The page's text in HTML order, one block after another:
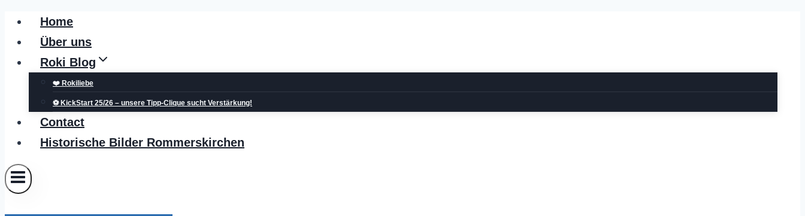
Zum
Inhalt
springen
Home
Über uns
Roki Blog
❤️ Rokiliebe
⚽ KickStart 25/26 – unsere Tipp-Clique sucht Verstärkung!
Contact
Historische Bilder Rommerskirchen